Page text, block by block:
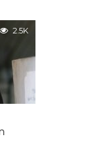
2.5K